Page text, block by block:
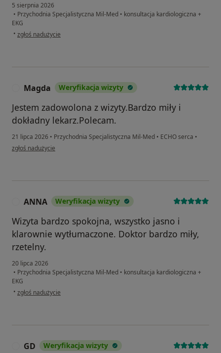
5 sierpnia 2026
• Przychodnia Specjalistyczna Mil-Med • konsultacja kardiologiczna +
EKG
• w opinii użytkownika IP
zgłoś nadużycie
Magda Weryfikacja wizyty
Jestem zadowolona z wizyty.Bardzo miły i
dokładny lekarz.Polecam.
21 lipca 2026 • Przychodnia Specjalistyczna Mil-Med • ECHO serca •
w opinii użytkownika Magda
zgłoś nadużycie
ANNA Weryfikacja wizyty
Wizyta bardzo spokojna, wszystko jasno i
klarownie wytłumaczone. Doktor bardzo miły,
rzetelny.
20 lipca 2026
• Przychodnia Specjalistyczna Mil-Med • konsultacja kardiologiczna +
EKG
• w opinii użytkownika ANNA
zgłoś nadużycie
GD Weryfikacja wizyty